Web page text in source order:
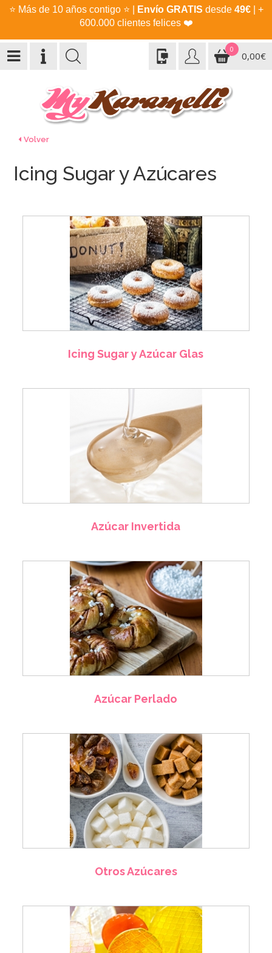
⭐ Más de 10 años contigo ⭐ Envío GRATIS desde 49€| +
600.000 clientes felices ❤️
0
0,00€
Volver
Icing Sugar y Azúcares
Icing Sugar y Azúcar Glas
Azúcar Invertida
Azúcar Perlado
Otros Azúcares